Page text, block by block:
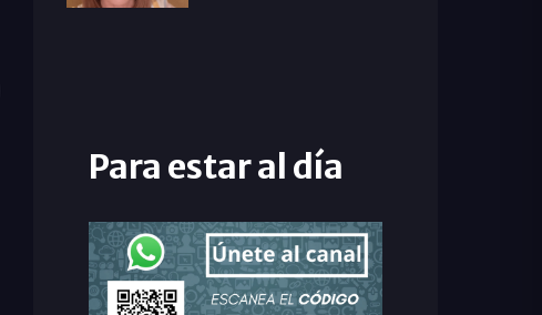
Para estar al día